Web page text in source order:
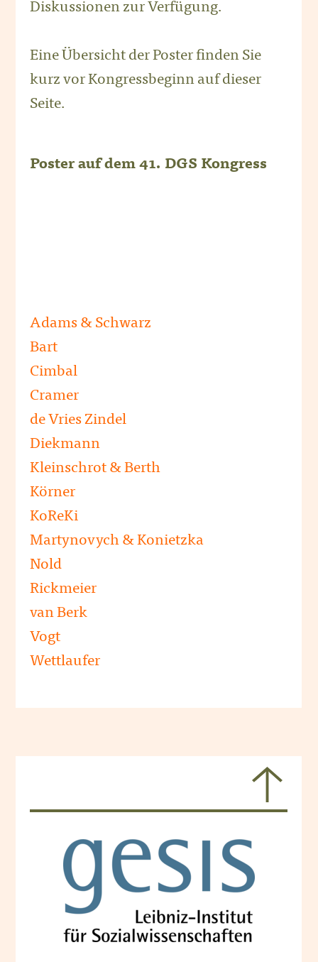
Diskussionen zur Verfügung.
Eine Übersicht der Poster finden Sie
kurz vor Kongressbeginn auf dieser
Seite.
Poster auf dem 41. DGS Kongress
Adams & Schwarz
Bart
Cimbal
Cramer
de Vries Zindel
Diekmann
Kleinschrot & Berth
Körner
KoReKi
Martynovych & Konietzka
Nold
Rickmeier
van Berk
Vogt
Wettlaufer